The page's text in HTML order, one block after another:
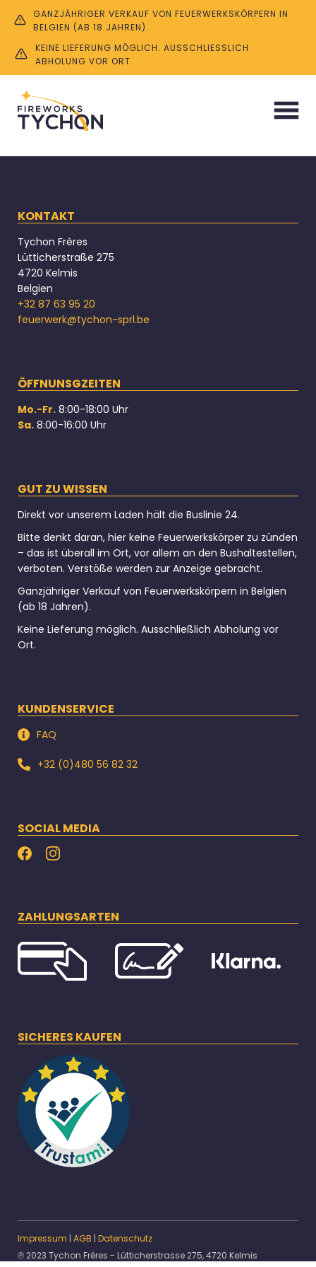
GANZJÄHRIGER VERKAUF VON FEUERWERKSKÖRPERN IN
BELGIEN (AB 18 JAHREN).
KEINE LIEFERUNG MÖGLICH. AUSSCHLIESSLICH A
BHOLUNG VOR ORT.
Veröffentlicht: 7. September 2023
Unkategorisiert
KONTAKT
Tychon Frères
Lütticherstraße 275
4720 Kelmis
Belgien
+32 87 63 95 20
feuerwerk@tychon-sprl.be
ÖFFNUNSGZEITEN
Mo.-Fr. 8:00-18:00 Uhr
Sa. 8:00-16:00 Uhr
GUT ZU WISSEN
Direkt vor unserem Laden hält die Buslinie 24.
Bitte denkt daran, hier keine Feuerwerkskörper zu zünden
– das ist überall im Ort, vor allem an den Bushaltestellen,
verboten. Verstöße werden zur Anzeige gebracht.
Ganzjähriger Verkauf von Feuerwerkskörpern in Belgien
(ab 18 Jahren).
Keine Lieferung möglich. Ausschließlich Abholung vor
Ort.
KUNDENSERVICE
FAQ
+32 (0)480 56 82 32
SOCIAL MEDIA
ZAHLUNGSARTEN
SICHERES KAUFEN
Impressum | AGB | Datenschutz
℗ 2023 Tychon Frères - Lütticherstrasse 275, 4720 Kelmis